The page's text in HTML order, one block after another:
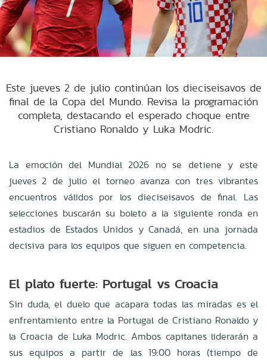
Este jueves 2 de julio continúan los dieciseisavos de
final de la Copa del Mundo. Revisa la programación
completa, destacando el esperado choque entre
Cristiano Ronaldo y Luka Modric.
La emoción del Mundial 2026 no se detiene y este
jueves 2 de julio el torneo avanza con tres vibrantes
encuentros válidos por los dieciseisavos de final. Las
selecciones buscarán su boleto a la siguiente ronda en
estadios de Estados Unidos y Canadá, en una jornada
decisiva para los equipos que siguen en competencia.
El plato fuerte: Portugal vs Croacia
Sin duda, el duelo que acapara todas las miradas es el
enfrentamiento entre la Portugal de Cristiano Ronaldo y
la Croacia de Luka Modric. Ambos capitanes liderarán a
sus equipos a partir de las 19:00 horas (tiempo de